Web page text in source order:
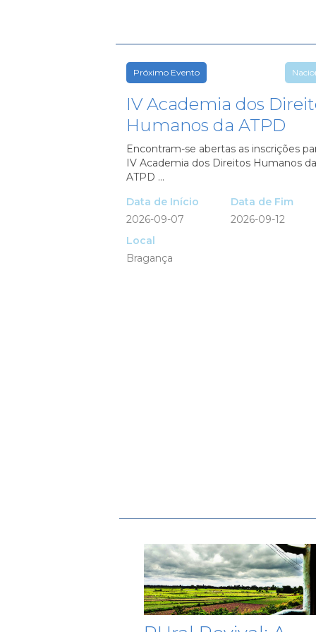
Próximo Evento
IV Academia dos
Humanos da ATPD
Encontram-se abertas as inscrições
IV Academia dos Direitos Humanos da
ATPD ...
Data de Início
2026-09-07
Data de Fim
2026-09-12
Local
Bragança